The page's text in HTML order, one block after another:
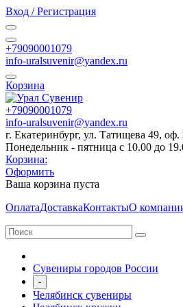
Вход / Регистрация
+79090001079
info-uralsuvenir@yandex.ru
Корзина
+79090001079
info-uralsuvenir@yandex.ru
г. Екатеринбург, ул. Татищева 49, оф.
Понедельник - пятница с 10.00 до
Корзина:
Оформить
Ваша корзина пуста
ОплатаДоставкаКонтактыО
Сувениры городов России
-
Челябинск сувениры